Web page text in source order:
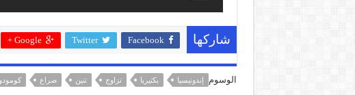
شاركها Facebook
Twitter
Google +
الوسوم إندونيسيا بكتيريا تزاوج تنين صراع كومودو